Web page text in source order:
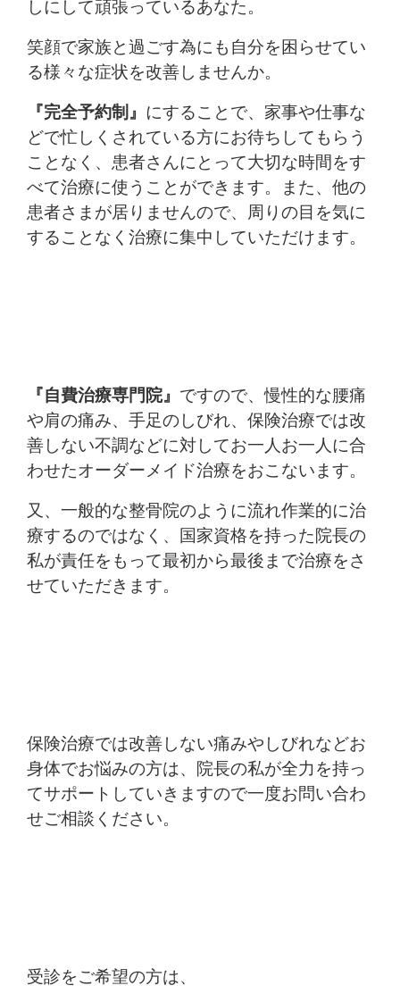
しにして頑張っているあなた。
笑顔で家族と過ごす為にも自分を困らせてい
る様々な症状を改善しませんか。
『完全予約制』 にすることで、家事や仕事な
どで忙しくされている方にお待ちしてもらう
ことなく、患者さんにとって大切な時間をす
べて治療に使うことができます。また、他の
患者さまが居りませんので、周りの目を気に
することなく治療に集中していただけます。
『自費治療専門院』 ですので、慢性的な腰痛
や肩の痛み、手足のしびれ、保険治療では改
善しない不調などに対してお一人お一人に合
わせたオーダーメイド治療をおこないます。
又、一般的な整骨院のように流れ作業的に治
療するのではなく、国家資格を持った院長の
私が責任をもって最初から最後まで治療をさ
せていただきます。
保険治療では改善しない痛みやしびれなどお
身体でお悩みの方は、院長の私が全力を持っ
てサポートしていきますので一度お問い合わ
せご相談ください。
受診をご希望の方は、